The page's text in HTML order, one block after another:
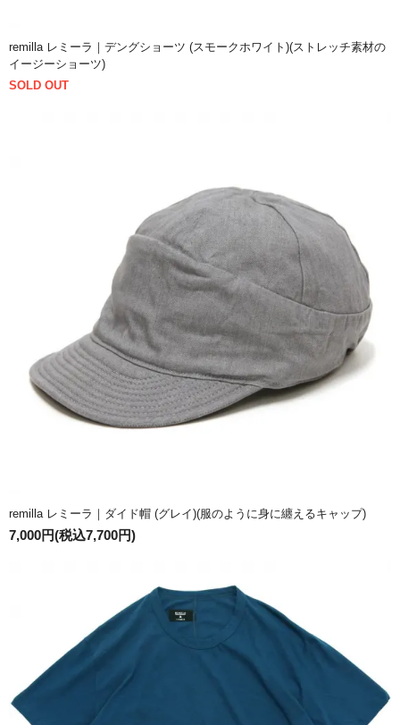
remilla レミーラ｜デングショーツ (スモークホワイト)(ストレッチ素材の
イージーショーツ)
SOLD OUT
remilla レミーラ｜ダイド帽 (グレイ)(服のように身に纏えるキャップ)
7,000円(税込7,700円)